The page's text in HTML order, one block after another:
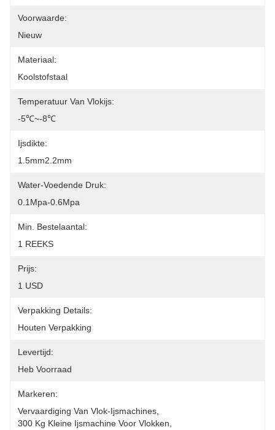
Voorwaarde:
Nieuw
Materiaal:
Koolstofstaal
Temperatuur Van Vlokijs:
-5℃~-8℃
Ijsdikte:
1.5mm2.2mm
Water-Voedende Druk:
0.1Mpa-0.6Mpa
Min. Bestelaantal:
1 REEKS
Prijs:
1 USD
Verpakking Details:
Houten Verpakking
Levertijd:
Heb Voorraad
Markeren:
Vervaardiging Van Vlok-Ijsmachines
300 Kg Kleine Ijsmachine Voor Vlokken